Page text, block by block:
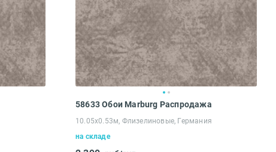
58633 Обои Marburg Распродажа
10.05х0.53м, Флизелиновые, Германия
на складе